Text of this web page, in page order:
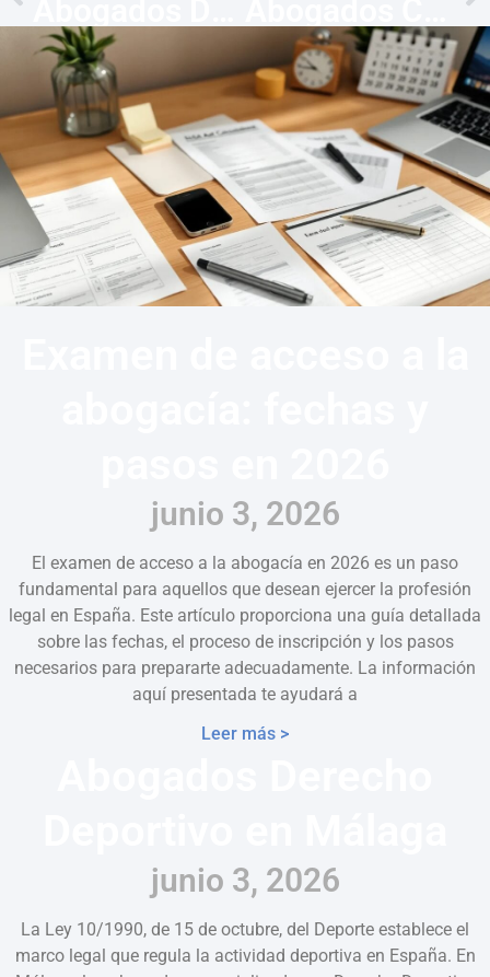
junio 3, 2026
El examen de acceso a la abogacía en 2026 es un paso
fundamental para aquellos que desean ejercer la profesión
legal en España. Este artículo proporciona una guía detallada
sobre las fechas, el proceso de inscripción y los pasos
necesarios para prepararte adecuadamente. La información
aquí presentada te ayudará a
Leer más >
junio 3, 2026
La Ley 10/1990, de 15 de octubre, del Deporte establece el
marco legal que regula la actividad deportiva en España. En